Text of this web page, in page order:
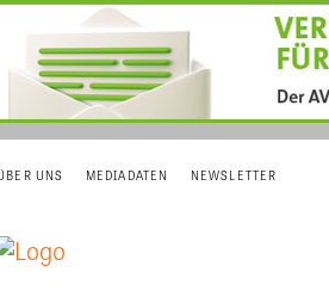
UNS MEDIADATEN NEWSLETTER